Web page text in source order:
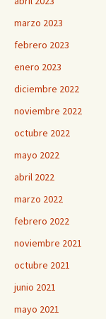
marzo 2023
febrero 2023
enero 2023
diciembre 2022
noviembre 2022
octubre 2022
mayo 2022
abril 2022
marzo 2022
febrero 2022
noviembre 2021
octubre 2021
junio 2021
mayo 2021